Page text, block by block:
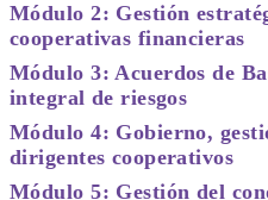
Módulo 2: Gestión
cooperativas financieras
Módulo 3: Acuerdos de
integral de riesgos
Módulo 4: Gobierno,
dirigentes cooperativos
Módulo 5: Gestión del